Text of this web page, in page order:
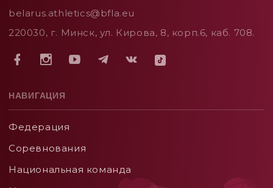
belarus.athletics@bfla.eu
220030, г. Минск, ул. Кирова, 8, корп.6, каб. 708.
НАВИГАЦИЯ
Федерация
Соревнования
Национальная команда